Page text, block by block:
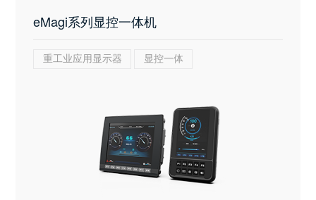
eMagi系列显控一体机
重工业应用显示器 显控一体